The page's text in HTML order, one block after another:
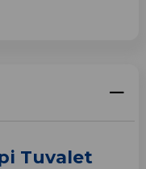
Tuvalet